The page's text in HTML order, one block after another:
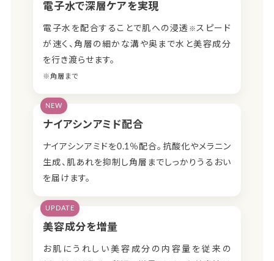
電子水で深層ケアを実現
電子水を配合することで肌への浸透 ※スピード
が速く、角層の細かな溝や奥まで水と美容成分
を行き渡らせます。
※角層まで
NEW
ナイアシンアミド配合
ナイアシンアミドを0.1％配合。抗酸化やメラニン
生成、肌あれを抑制し角層までしっかりうるおい
を届けます。
UPDATE
美容成分を増量
お肌にうれしい美容成分の内容量を従来の